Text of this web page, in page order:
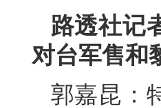
路透社记
对台军售和
郭嘉昆：